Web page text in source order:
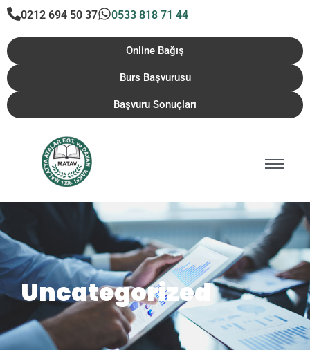
0212 694 50 37 0533 818 71 44
Online Bağış
Burs Başvurusu
Başvuru Sonuçları
Uncategorized